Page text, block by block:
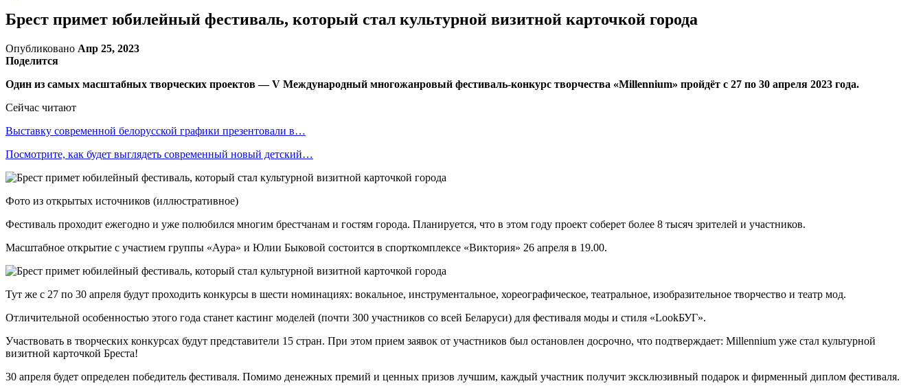
Брест примет юбилейный фестиваль, который стал культурной визитной карточкой города
Опубликовано Апр 25, 2023
Поделится
Один из самых масштабных творческих проектов — V Международный многожанровый фестиваль-конкурс творчества «Millennium» пройдёт с 27 по 30 апреля 2023 года.
Сейчас читают
Выставку современной белорусской графики презентовали в…
Посмотрите, как будет выглядеть современный новый детский…
Фото из открытых источников (иллюстративное)
Фестиваль проходит ежегодно и уже полюбился многим брестчанам и гостям города. Планируется, что в этом году проект соберет более 8 тысяч зрителей и участников.
Масштабное открытие с участием группы «Аура» и Юлии Быковой состоится в спорткомплексе «Виктория» 26 апреля в 19.00.
Тут же с 27 по 30 апреля будут проходить конкурсы в шести номинациях: вокальное, инструментальное, хореографическое, театральное, изобразительное творчество и театр мод.
Отличительной особенностью этого года станет кастинг моделей (почти 300 участников со всей Беларуси) для фестиваля моды и стиля «LookБУГ».
Участвовать в творческих конкурсах будут представители 15 стран. При этом прием заявок от участников был остановлен досрочно, что подтверждает: Millennium уже стал культурной
визитной карточкой Бреста!
30 апреля будет определен победитель фестиваля. Помимо денежных премий и ценных призов лучшим, каждый участник получит эксклюзивный подарок и фирменный диплом фестиваля.